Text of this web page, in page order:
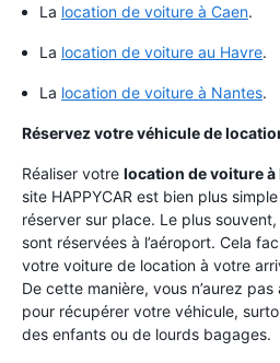
La location de voiture à Caen.
La location de voiture au Havre.
La location de voiture à Nantes.
Réservez votre véhicule de
Réaliser votre location de voiture à
site HAPPYCAR est bien plus
réserver sur place. Le plus
sont réservées à l’aéroport. Cela
votre voiture de location à votre
De cette manière, vous n’aurez
pour récupérer votre véhicule,
des enfants ou de lourds bagages.